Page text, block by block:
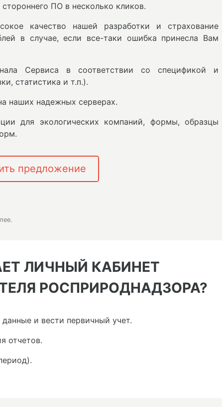
ПО в несколько кликов.
качество нашей разработки и страхование
в случае, если все-таки ошибка принесла Вам
Сервиса в соответствии со спецификой и
статистика и т.п.).
наших надежных серверах.
для экологических компаний, формы, образцы
предложение
ЛИЧНЫЙ КАБИНЕТ
РОСПРИРОДНАДЗОРА?
и вести первичный учет.
отчетов.